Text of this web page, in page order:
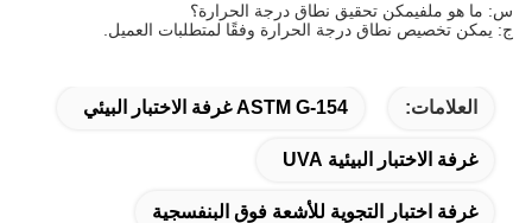
س: ما هو ملفيمكن تحقيق نطاق درجة الحرارة ؟
ج: يمكن تخصيص نطاق درجة الحرارة وفقًا لمتطلبات العميل.
العلامات: ASTM G-154 غرفة الاختبار البيئي
غرفة الاختبار البيئية UVA
غرفة اختبار التجوية للأشعة فوق البنفسجية